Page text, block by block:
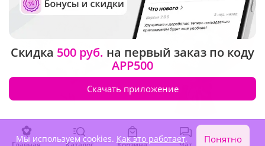
4.9(132)
Хит продаж
4.9(31)
Хит продаж
Скидка 500 руб. на первый заказ по коду
APP500
Скачать приложение
Мы используем cookies. Как это работает. Понятно